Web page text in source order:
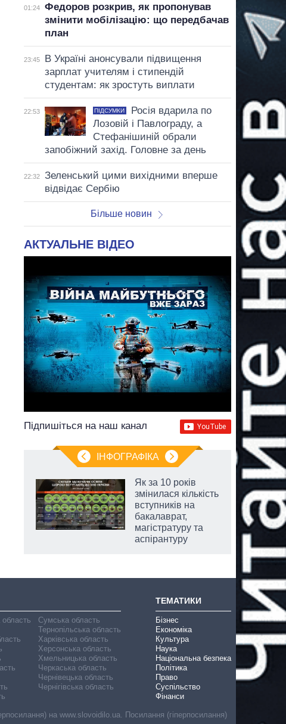
01:24
Федоров розкрив, як пропонував
змінити мобілізацію: що передбачав
план
23:45
В Україні анонсували підвищення
зарплат учителям і стипендій
студентам: як зростуть виплати
22:53 ПІДСУМКИ
Росія вдарила по
Лозовій і Павлограду, а
Стефанішиній обрали
запобіжний захід. Головне за день
22:32
Зеленський цими вихідними вперше
відвідає Сербію
Більше новин
АКТУАЛЬНЕ ВІДЕО
Підпишіться на наш канал
ІНФОГРАФІКА
Як за 10 років
змінилася кількість
вступників на
бакалаврат,
магістратуру та
аспірантуру
область
Сумська область
Тернопільська область
Харківська область
Херсонська область
Хмельницька область
Черкаська область
Чернівецька область
Чернігівська область
ТЕМАТИКИ
Бізнес
Економіка
Культура
Наука
Національна безпека
Політика
Право
Суспільство
Фінанси
на www.slovoidilo.ua. Посилання (гіперпосилання)